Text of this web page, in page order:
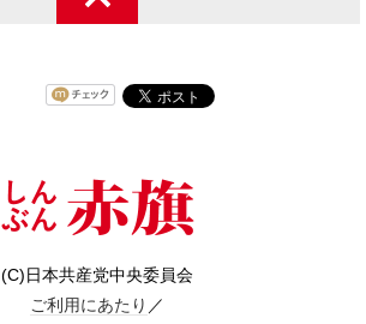
(C)日本共産党中央委員会
ご利用にあたり ／